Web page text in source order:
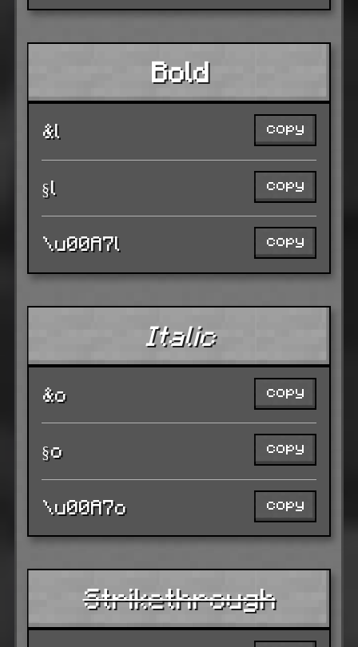
Bold
&l copy
§l copy
\u00A7l copy
Italic
&o copy
§o copy
\u00A7o copy
Strikethrough